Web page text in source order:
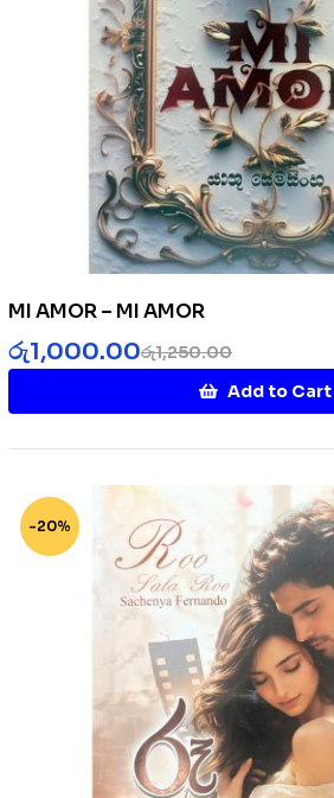
MI AMOR – MI AMOR
රු1,250.00
රු1,000.00
Add to Cart
-20%